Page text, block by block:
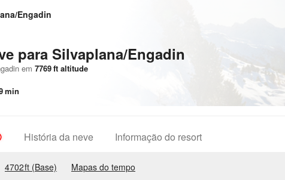
Engadin
para Silvaplana/Engadin
em 7769ft altitude
min
História da neve Informação do resort
4702ft (Base) Mapas do tempo